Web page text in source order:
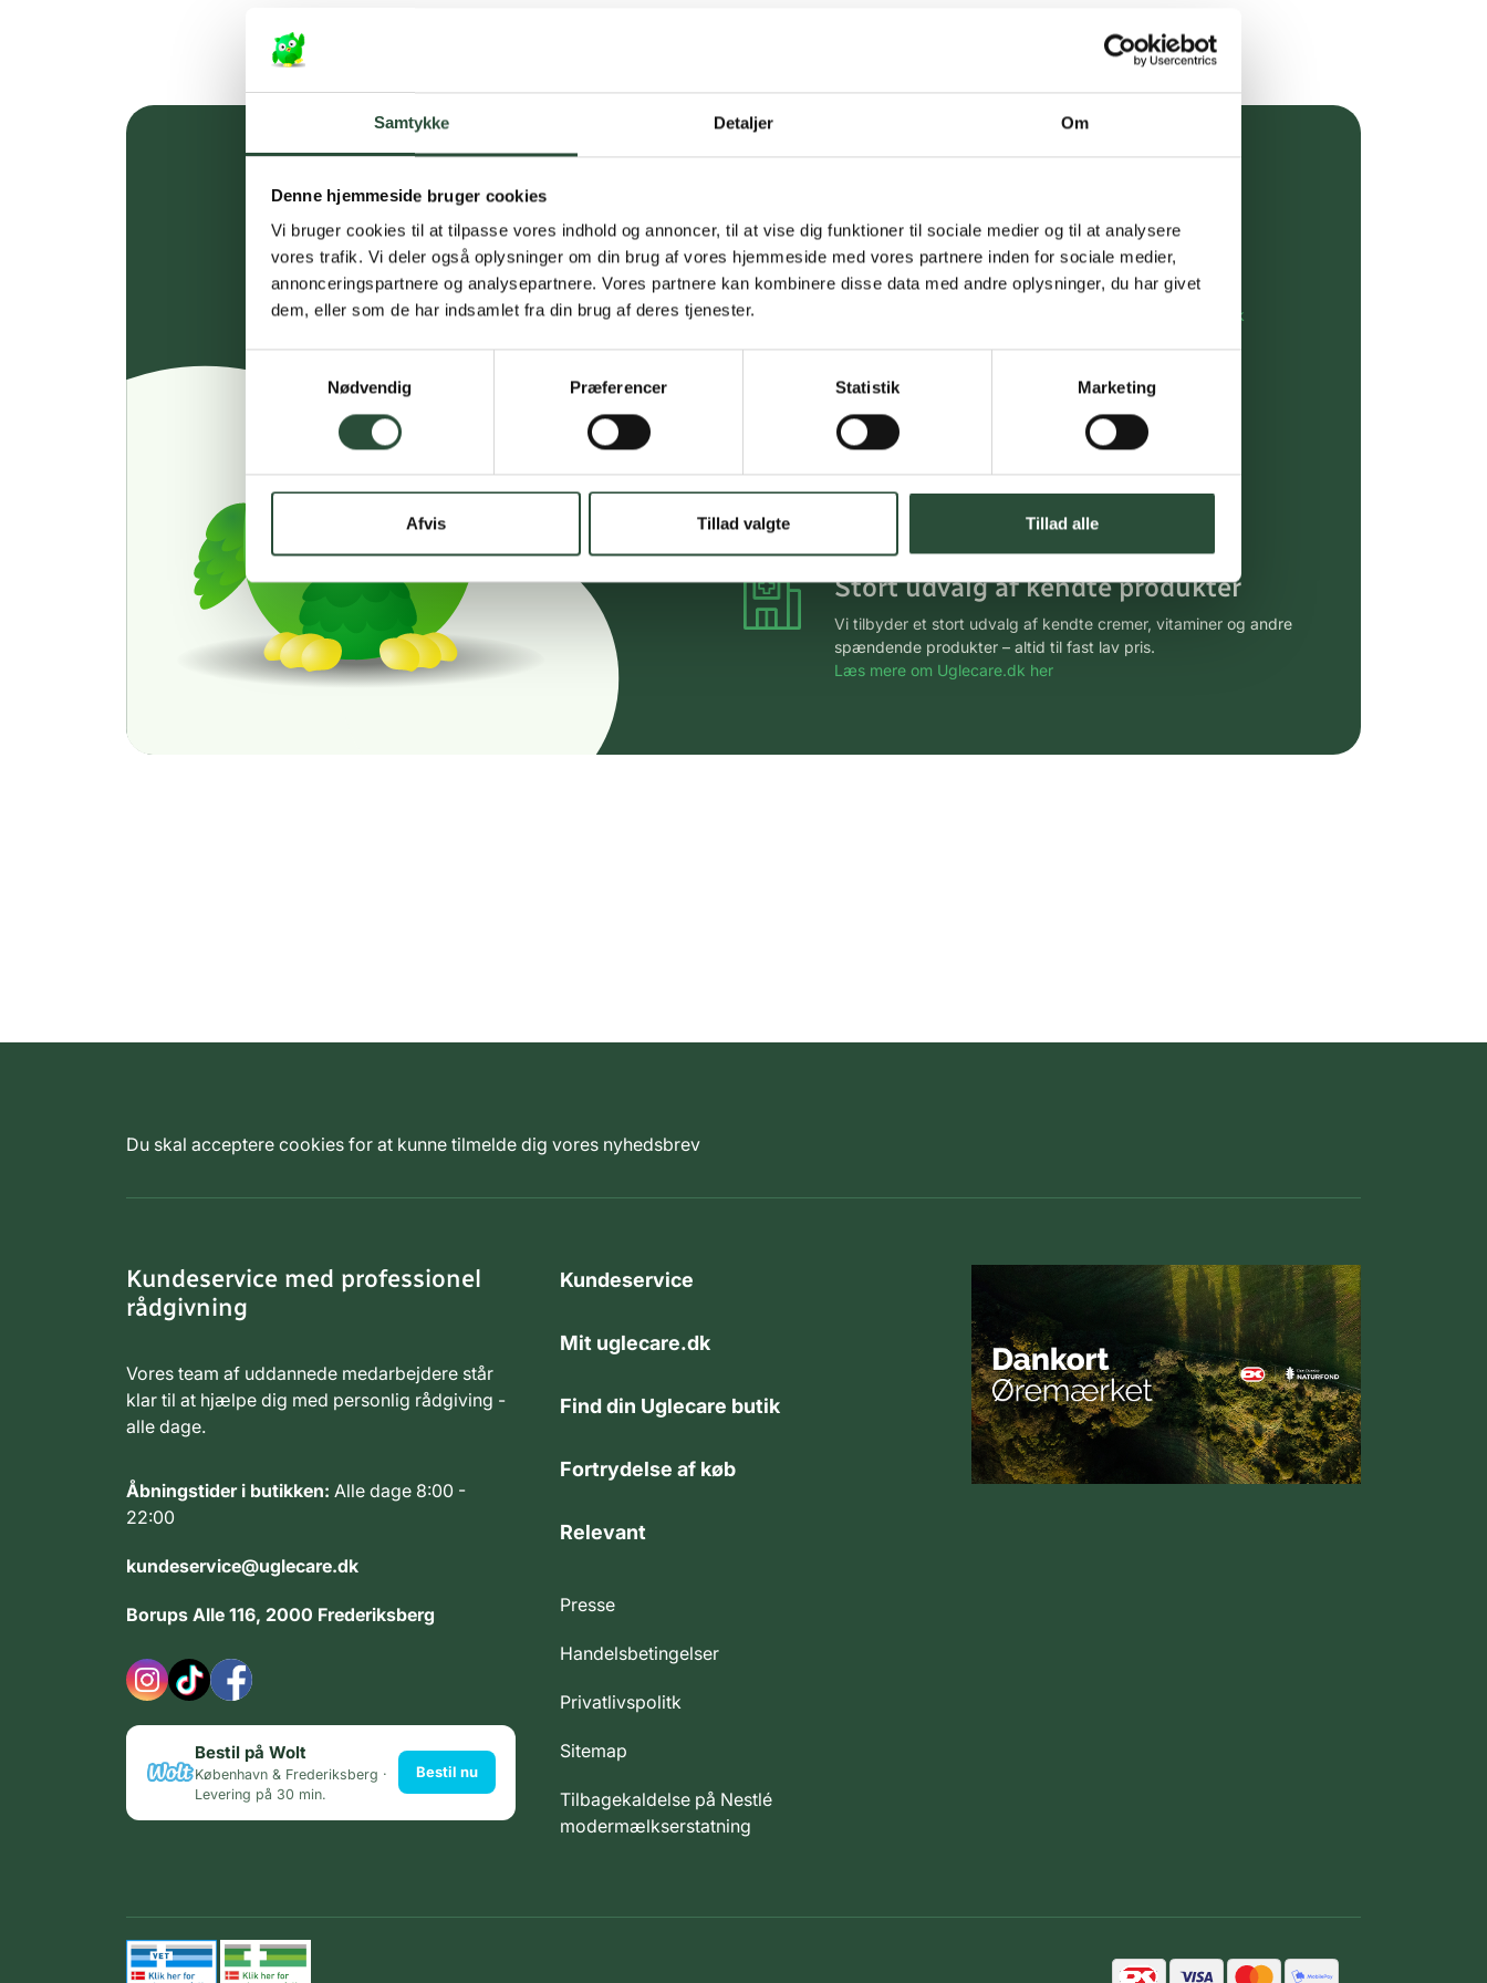
Samtykke Detaljer Om
Denne hjemmeside bruger cookies
Vi bruger cookies til at tilpasse vores indhold og annoncer, til at vise dig funktioner til sociale medier og til at analysere
vores trafik. Vi deler også oplysninger om din brug af vores hjemmeside med vores partnere inden for sociale medier,
annonceringspartnere og analysepartnere. Vores partnere kan kombinere disse data med andre oplysninger, du har givet
dem, eller som de har indsamlet fra din brug af deres tjenester.
Nødvendig
Præferencer Statistik Marketing
Afvis Tillad valgte Tillad alle
Personlig rådgivning
kundeservice@uglecare.dk
Hurtig levering (30 min. i Kbh)
Hurtigt leveringen via GLS, og DAO
Faste lave priser*
*Gælder ikke ernæringsprodukter.
Stort udvalg af kendte produkter
Vi tilbyder et stort udvalg af kendte cremer, vitaminer og andre
spændende produkter – altid til fast lav pris.
Læs mere om Uglecare.dk her
Du skal acceptere cookies for at kunne tilmelde dig vores nyhedsbrev
Kundeservice med professionel
rådgivning
Vores team af uddannede medarbejdere står
klar til at hjælpe dig med personlig rådgiving -
alle dage.
Åbningstider i butikken: Alle dage 8:00 -
22:00
kundeservice@uglecare.dk
Borups Alle 116, 2000 Frederiksberg
Bestil på Wolt
København & Frederiksberg ·
Levering på 30 min.
Bestil nu
Kundeservice
Mit uglecare.dk
Find din Uglecare butik
Fortrydelse af køb
Relevant
Presse
Handelsbetingelser
Privatlivspolitk
Sitemap
Tilbagekaldelse på Nestlé
modermælkserstatning